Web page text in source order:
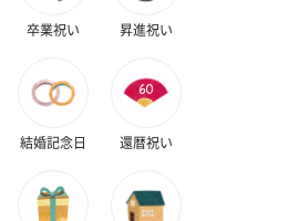
卒業祝い 昇進祝い
結婚記念日 還暦祝い